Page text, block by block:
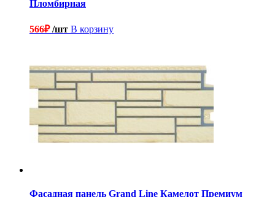
Пломбирная
566₽/шт В корзину
Фасадная панель Grand Line Камелот Премиум